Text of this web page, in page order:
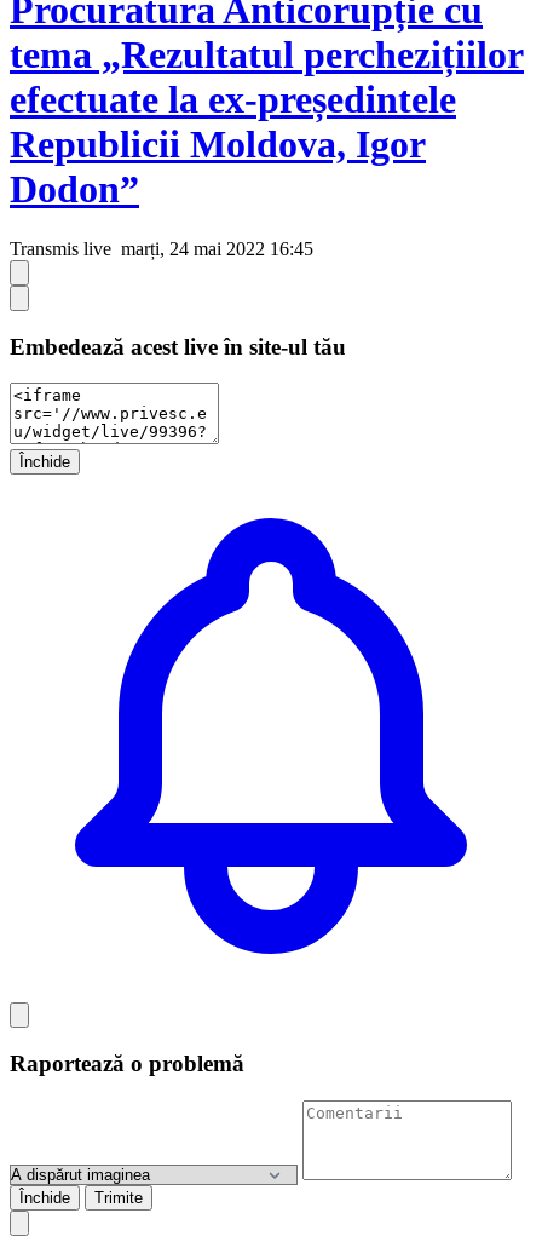
Procuratura Anticorupție cu
tema „Rezultatul perchezițiilor
efectuate la ex-președintele
Republicii Moldova, Igor
Dodon”
Transmis live marți, 24 mai 2022 16:45
Embedează acest live în site-ul tău
Închide
Raportează o problemă
Închide Trimite